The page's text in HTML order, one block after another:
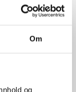
Om
og